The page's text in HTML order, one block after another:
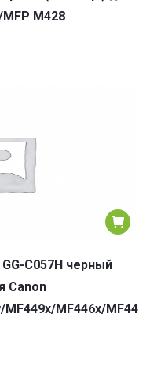
M428
C057H черный
Canon
MF446x/